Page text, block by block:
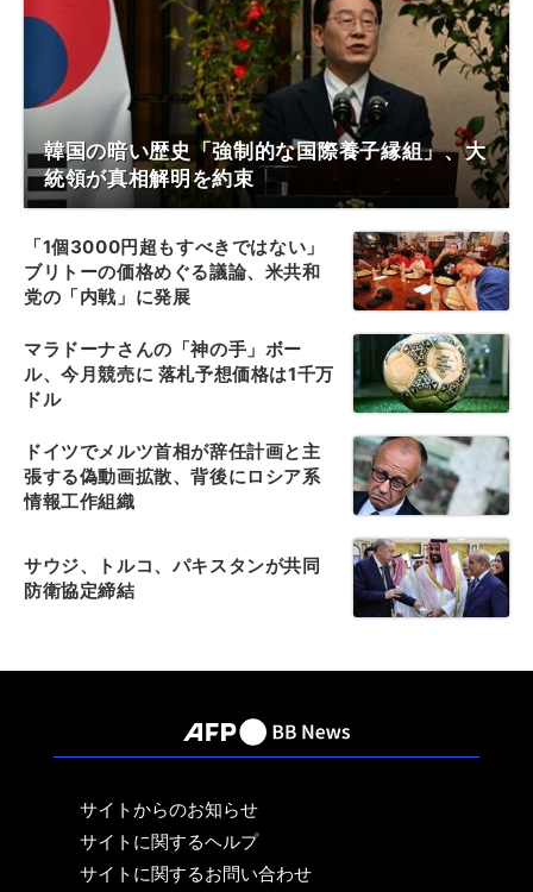
韓国の暗い歴史「強制的な国際養子縁組」、大
統領が真相解明を約束
「1個3000円超もすべきではない」
ブリトーの価格めぐる議論、米共和
党の「内戦」に発展
マラドーナさんの「神の手」ボー
ル、今月競売に 落札予想価格は1千万
ドル
ドイツでメルツ首相が辞任計画と主
張する偽動画拡散、背後にロシア系
情報工作組織
サウジ、トルコ、パキスタンが共同
防衛協定締結
サイトからのお知らせ
サイトに関するヘルプ
サイトに関するお問い合わせ